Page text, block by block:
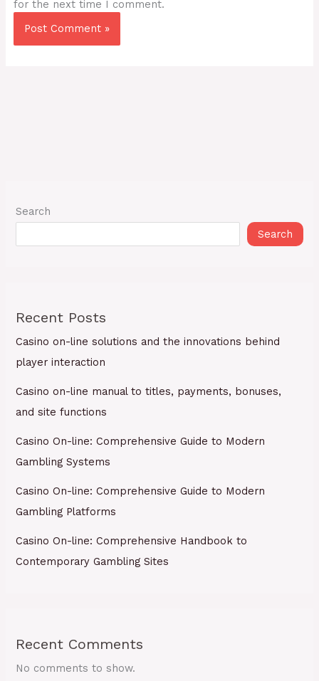
for the next time I comment.
Search
Search
Recent Posts
Casino on-line solutions and the innovations behind
player interaction
Casino on-line manual to titles, payments, bonuses,
and site functions
Casino On-line: Comprehensive Guide to Modern
Gambling Systems
Casino On-line: Comprehensive Guide to Modern
Gambling Platforms
Casino On-line: Comprehensive Handbook to
Contemporary Gambling Sites
Recent Comments
No comments to show.